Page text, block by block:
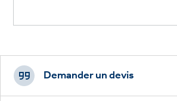
Footer
CTAs
Demander un devis